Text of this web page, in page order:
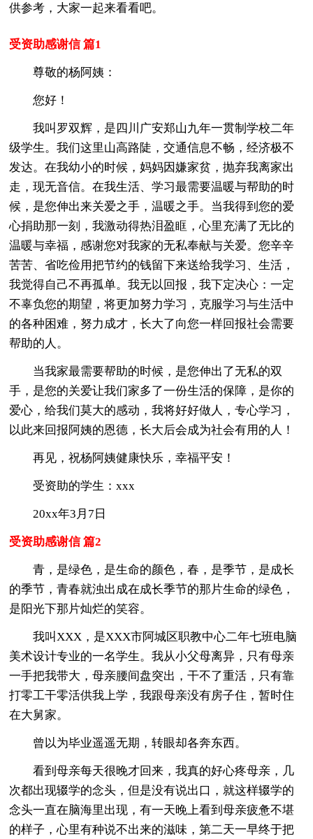
供参考，大家一起来看看吧。
受资助感谢信 篇1
尊敬的杨阿姨：
您好！
我叫罗双辉，是四川广安郑山九年一贯制学校二年
级学生。我们这里山高路陡，交通信息不畅，经济极不
发达。在我幼小的时候，妈妈因嫌家贫，抛弃我离家出
走，现无音信。在我生活、学习最需要温暖与帮助的时
候，是您伸出来关爱之手，温暖之手。当我得到您的爱
心捐助那一刻，我激动得热泪盈眶，心里充满了无比的
温暖与幸福，感谢您对我家的无私奉献与关爱。您辛辛
苦苦、省吃俭用把节约的钱留下来送给我学习、生活，
我觉得自己不再孤单。我无以回报，我下定决心：一定
不辜负您的期望，将更加努力学习，克服学习与生活中
的各种困难，努力成才，长大了向您一样回报社会需要
帮助的人。
当我家最需要帮助的时候，是您伸出了无私的双
手，是您的关爱让我们家多了一份生活的保障，是你的
爱心，给我们莫大的感动，我将好好做人，专心学习，
以此来回报阿姨的恩德，长大后会成为社会有用的人！
再见，祝杨阿姨健康快乐，幸福平安！
受资助的学生：xxx
20xx年3月7日
受资助感谢信 篇2
青，是绿色，是生命的颜色，春，是季节，是成长
的季节，青春就浊出成在成长季节的那片生命的绿色，
是阳光下那片灿烂的笑容。
我叫XXX，是XXX市阿城区职教中心二年七班电脑
美术设计专业的一名学生。我从小父母离异，只有母亲
一手把我带大，母亲腰间盘突出，干不了重活，只有靠
打零工干零活供我上学，我跟母亲没有房子住，暂时住
在大舅家。
曾以为毕业遥遥无期，转眼却各奔东西。
看到母亲每天很晚才回来，我真的好心疼母亲，几
次都出现辍学的念头，但是没有说出口，就这样辍学的
念头一直在脑海里出现，有一天晚上看到母亲疲惫不堪
的样子，心里有种说不出来的滋味，第二天一早终于把